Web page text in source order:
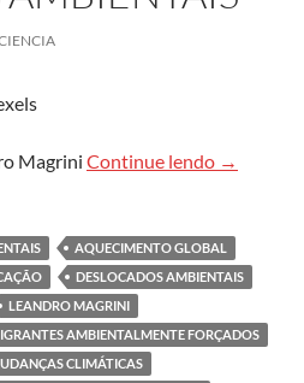
Magrini Continue lendo O
→
AQUECIMENTO GLOBAL
DESLOCADOS AMBIENTAIS
LEANDRO MAGRINI
AMBIENTALMENTE FORÇADOS
CLIMÁTICAS